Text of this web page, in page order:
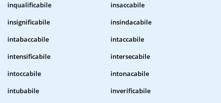
inqualificabile
insaccabile
insignificabile
insindacabile
intabaccabile
intaccabile
intensificabile
intersecabile
intoccabile
intonacabile
intubabile
inverificabile